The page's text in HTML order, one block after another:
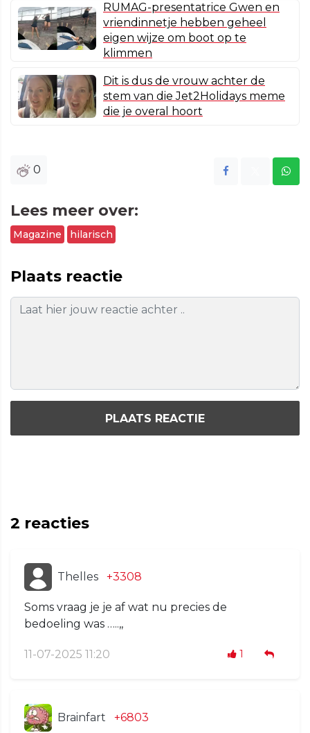
RUMAG-presentatrice Gwen en
vriendinnetje hebben geheel
eigen wijze om boot op te
klimmen
Dit is dus de vrouw achter de
stem van die Jet2Holidays meme
die je overal hoort
0
Lees meer over:
Magazine hilarisch
Plaats reactie
PLAATS REACTIE
2 reacties
Thelles +3308
Soms vraag je je af wat nu precies de
bedoeling was …..,,
11-07-2025 11:20 1
Brainfart +6803